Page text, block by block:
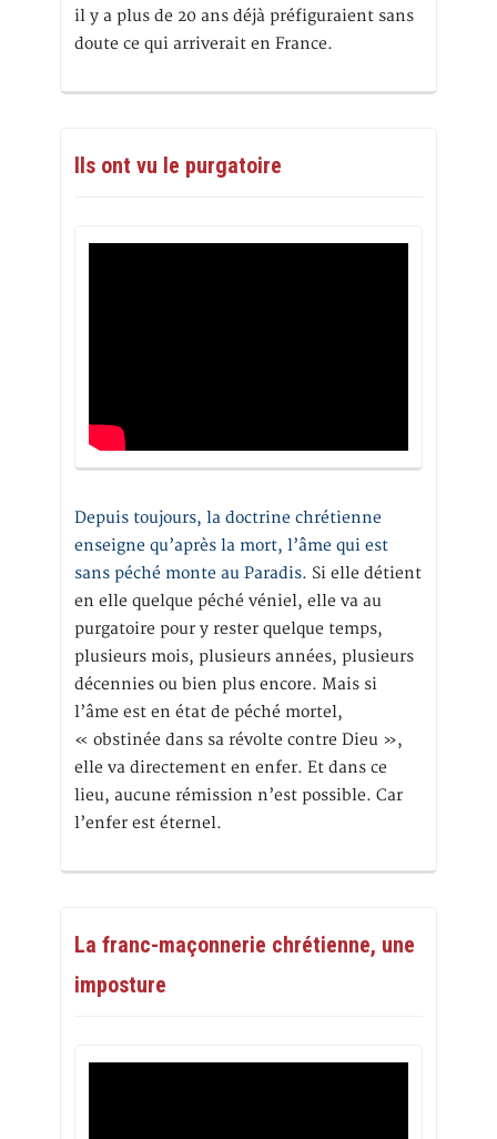
il y a plus de 20 ans déjà préfiguraient sans
doute ce qui arriverait en France.
Ils ont vu le purgatoire
Depuis toujours, la doctrine chrétienne
enseigne qu’après la mort, l’âme qui est
sans péché monte au Paradis. Si elle détient
en elle quelque péché véniel, elle va au
purgatoire pour y rester quelque temps,
plusieurs mois, plusieurs années, plusieurs
décennies ou bien plus encore. Mais si
l’âme est en état de péché mortel,
« obstinée dans sa révolte contre Dieu »,
elle va directement en enfer. Et dans ce
lieu, aucune rémission n’est possible. Car
l’enfer est éternel.
La franc-maçonnerie chrétienne, une
imposture